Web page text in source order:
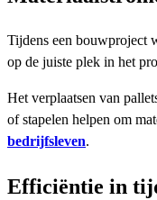
Tijdens een bouwproject
op de juiste plek in het
Het verplaatsen van
of stapelen helpen om
bedrijfsleven.
Efficiëntie in